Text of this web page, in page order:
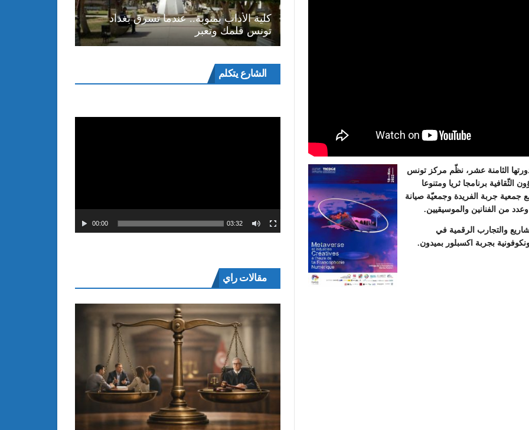
الثامنة عشر، نظّم مركز تونس
برنامجا ثريا ومتنوعا
2022 وذلك بالتعاون مع جمعية جربة الفريدة وجمعيّة صيانة
من الفنانين والموسيقيين.
والتجارب الرقمية في
كلية الأداب بمنوبة.. عندما تسرق بغداد
تونس قلمك وتعبر
الشارع يتكلممشغل
الفيديو
00:00 03:32
مقالات راي